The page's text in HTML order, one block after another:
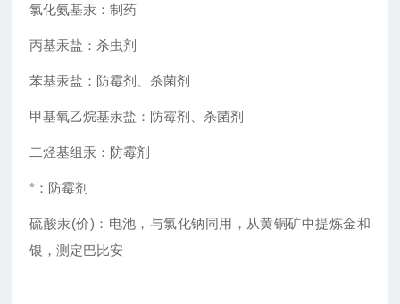
氯化氨基汞：制药
丙基汞盐：杀虫剂
苯基汞盐：防霉剂、杀菌剂
甲基氧乙烷基汞盐：防霉剂、杀菌剂
二烃基组汞：防霉剂
*：防霉剂
硫酸汞(价)：电池，与氯化钠同用，从黄铜矿中提炼金和
银，测定巴比安